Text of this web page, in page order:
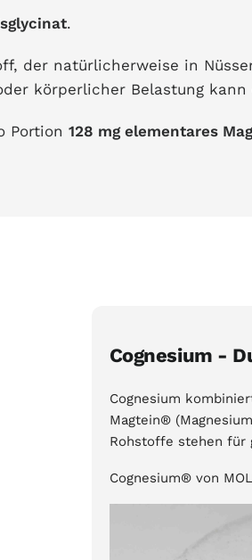
.
der natürlicherweise in
körperlicher Belastung kann
Portion128 mg elementares
Cognesium -
Cognesium
Magtein®
Rohstoffe stehen für
Cognesium® von